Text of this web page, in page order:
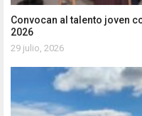
Convocan al talento joven
2026
29 julio, 2026